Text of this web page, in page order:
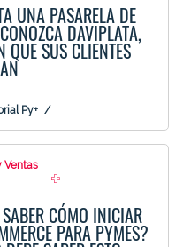
UNA PASARELA DE
DAVIPLATA,
QUE SUS CLIENTES
Py+
Ventas
CÓMO INICIAR
PARA PYMES?